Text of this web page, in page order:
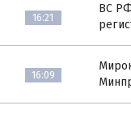
16:21
ВС
16:09